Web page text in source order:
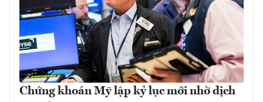
Chứng khoán Mỹ lập kỷ lục mới nhờ dịch